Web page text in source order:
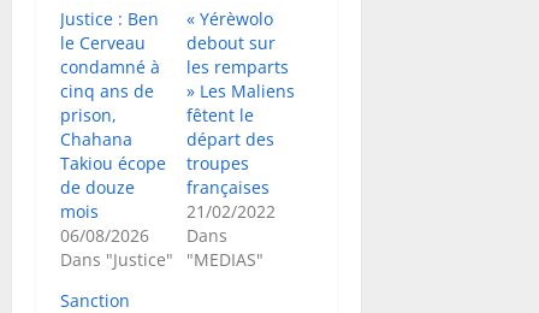
Justice : Ben
le Cerveau
condamné à
cinq ans de
prison,
Chahana
Takiou écope
de douze
mois
06/08/2026
Dans "Justice"
« Yérèwolo
debout sur
les remparts
» Les Maliens
fêtent le
départ des
troupes
françaises
21/02/2022
Dans
"MEDIAS"
Sanction